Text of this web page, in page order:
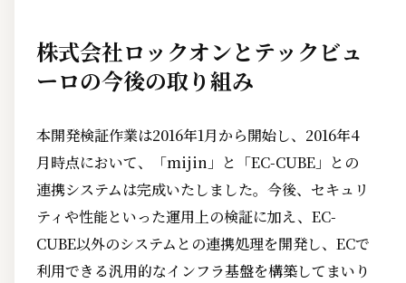
株式会社ロックオンとテックビュ
ーロの今後の取り組み
本開発検証作業は2016年1月から開始し、2016年4
月時点において、「mijin」と「EC-CUBE」との
連携システムは完成いたしました。今後、セキュリ
ティや性能といった運用上の検証に加え、EC-
CUBE以外のシステムとの連携処理を開発し、ECで
利用できる汎用的なインフラ基盤を構築してまいり